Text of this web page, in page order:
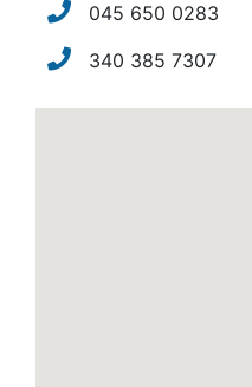
045 650 0283
340 385 7307